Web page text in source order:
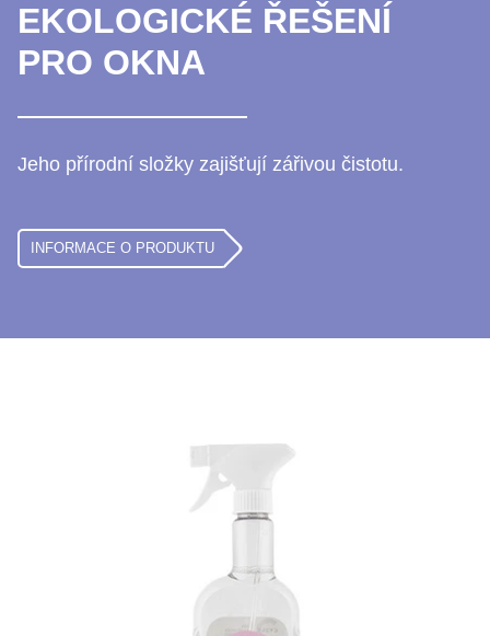
EKOLOGICKÉ ŘEŠENÍ
PRO OKNA
Jeho přírodní složky zajišťují zářivou čistotu.
INFORMACE O PRODUKTU